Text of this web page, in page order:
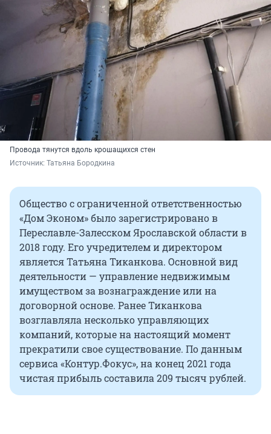
Провода тянутся вдоль крошащихся стен
Источник: Татьяна Бородкина
Общество с ограниченной ответственностью
«Дом Эконом» было зарегистрировано в
Переславле-Залесском Ярославской области в
2018 году. Его учредителем и директором
является Татьяна Тиканкова. Основной вид
деятельности — управление недвижимым
имуществом за вознаграждение или на
договорной основе. Ранее Тиканкова
возглавляла несколько управляющих
компаний, которые на настоящий момент
прекратили свое существование. По данным
сервиса «Контур.Фокус», на конец 2021 года
чистая прибыль составила 209 тысяч рублей.